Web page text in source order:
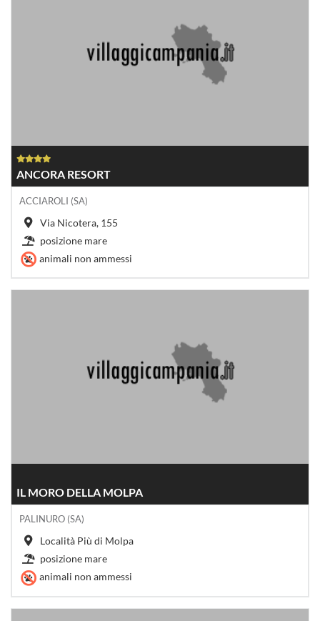
ANCORA RESORT
ACCIAROLI (SA)
Via Nicotera, 155
posizione mare
animali non ammessi
IL MORO DELLA MOLPA
PALINURO (SA)
Località Più di Molpa
posizione mare
animali non ammessi